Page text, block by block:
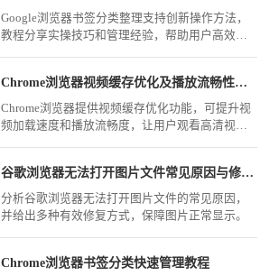
Google浏览器书签分类整理支持创新操作方法，
教程分享实操技巧和管理经验，帮助用户高效整
Chrome浏览器视频缓存优化及播放流畅性技巧
Chrome浏览器提供视频缓存优化功能，可提升视
频加载速度和播放流畅度，让用户观看高清视频
谷歌浏览器无法打开图片文件常见原因与修复方式
分析谷歌浏览器无法打开图片文件的常见原因，
并给出多种有效修复方式，保障图片正常显示。
Chrome浏览器书签分类快速管理教程